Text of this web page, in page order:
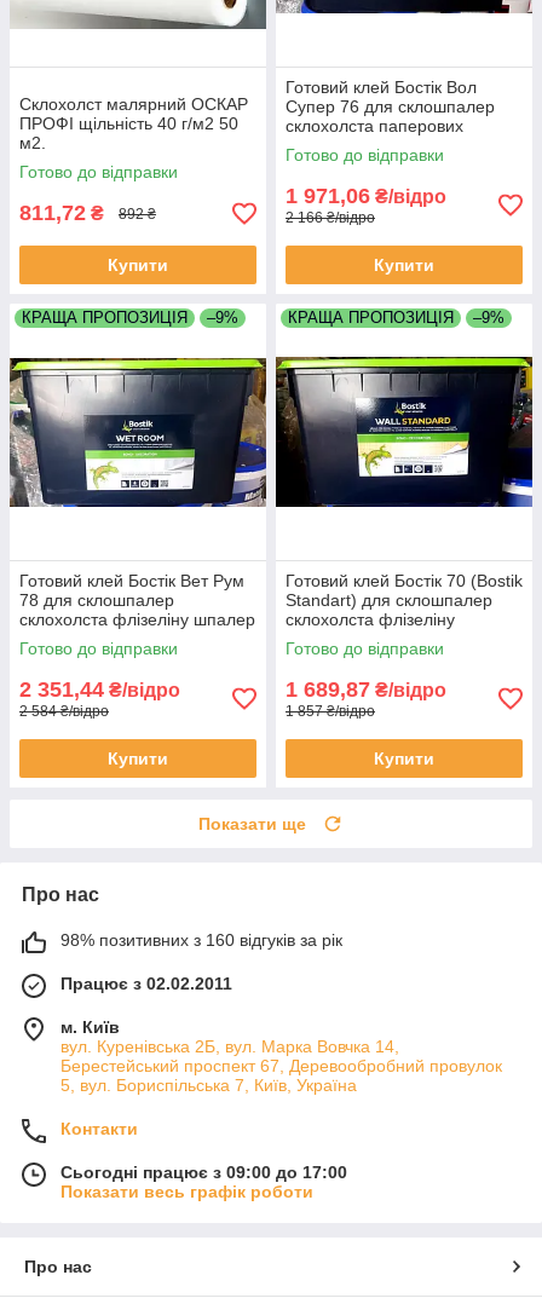
Склохолст малярний ОСКАР
ПРОФІ щільність 40 г/м2 50
м2.
Готово до відправки
811,72 ₴ 892 ₴
Купити
Готовий клей Бостік Вол
Супер 76 для склошпалер
склохолста паперових
шпалер флізеліну відро 15кг
Готово до відправки
1 971,06 ₴/відро
2 166 ₴/відро
Купити
КРАЩА ПРОПОЗИЦІЯ –9%
Готовий клей Бостік Вет Рум
78 для склошпалер
склохолста флізеліну шпалер
відро 15кг
Готово до відправки
2 351,44 ₴/відро
2 584 ₴/відро
Купити
КРАЩА ПРОПОЗИЦІЯ –9%
Готовий клей Бостік 70 (Bostik
Standart) для склошпалер
склохолста флізеліну
паперових шпалер відро 15кг
Готово до відправки
1 689,87 ₴/відро
1 857 ₴/відро
Купити
Показати ще
Про нас
98% позитивних з 160 відгуків за рік
Працює з 02.02.2011
м. Київ
вул. Куренівська 2Б, вул. Марка Вовчка 14,
Берестейський проспект 67, Деревообробний провулок
5, вул. Бориспільська 7, Київ, Україна
Контакти
Сьогодні працює з 09:00 до 17:00
Показати весь графік роботи
Про нас